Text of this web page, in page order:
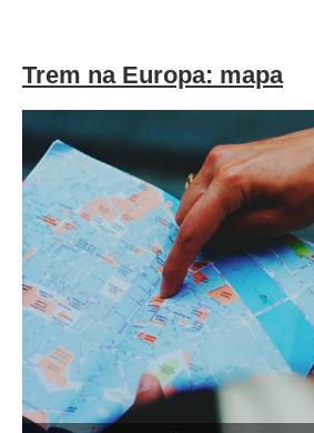
Trem na Europa: mapa